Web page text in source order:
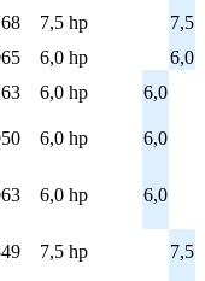
7,5 hp
7,5
6,0 hp
6,0
6,0 hp
6,0
6,0 hp
6,0
6,0 hp 6,0
7,5 hp
7,5